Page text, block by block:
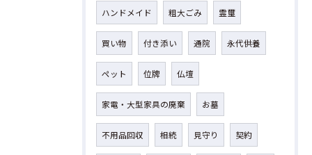
ハンドメイド 粗大ごみ 霊璽
買い物 付き添い 通院 永代供養
ペット 位牌 仏壇
家電・大型家具の廃棄 お墓
不用品回収 相続 見守り 契約